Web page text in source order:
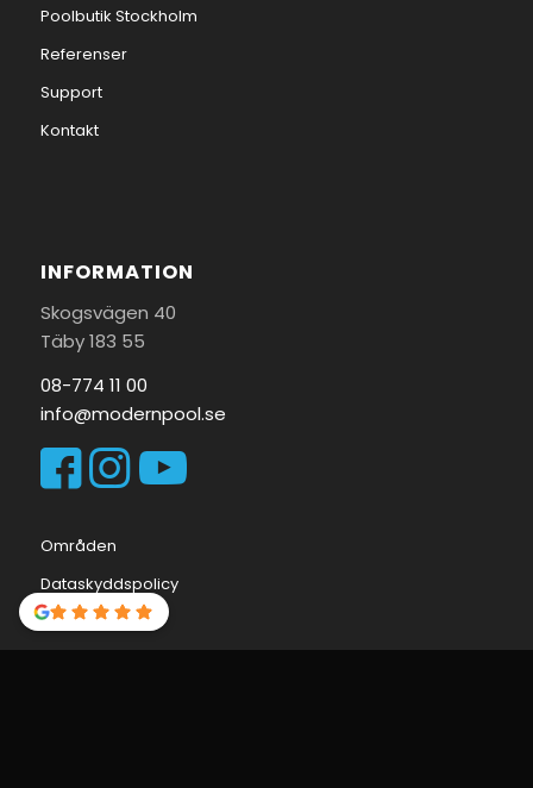
Poolbutik Stockholm
Referenser
Support
Kontakt
INFORMATION
Skogsvägen 40
Täby 183 55
08-774 11 00
info@modernpool.se
Områden
Dataskyddspolicy
Cookie Policy